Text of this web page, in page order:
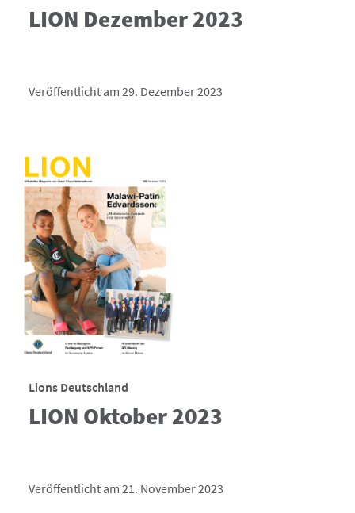
LION Dezember 2023
Veröffentlicht am 29. Dezember 2023
Lions Deutschland
LION Oktober 2023
Veröffentlicht am 21. November 2023